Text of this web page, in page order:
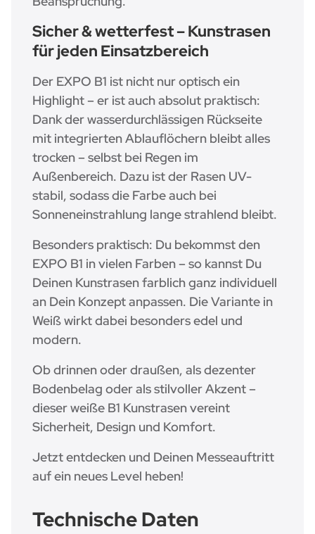
Sicher & wetterfest – Kunstrasen
für jeden Einsatzbereich
Der EXPO B1 ist nicht nur optisch ein
Highlight – er ist auch absolut praktisch:
Dank der wasserdurchlässigen Rückseite
mit integrierten Ablauflöchern bleibt alles
trocken – selbst bei Regen im
Außenbereich. Dazu ist der Rasen UV-
stabil, sodass die Farbe auch bei
Sonneneinstrahlung lange strahlend bleibt.
Besonders praktisch: Du bekommst den
EXPO B1 in vielen Farben – so kannst Du
Deinen Kunstrasen farblich ganz individuell
an Dein Konzept anpassen. Die Variante in
Weiß wirkt dabei besonders edel und
modern.
Ob drinnen oder draußen, als dezenter
Bodenbelag oder als stilvoller Akzent –
dieser weiße B1 Kunstrasen vereint
Sicherheit, Design und Komfort.
Jetzt entdecken und Deinen Messeauftritt
auf ein neues Level heben!
Technische Daten